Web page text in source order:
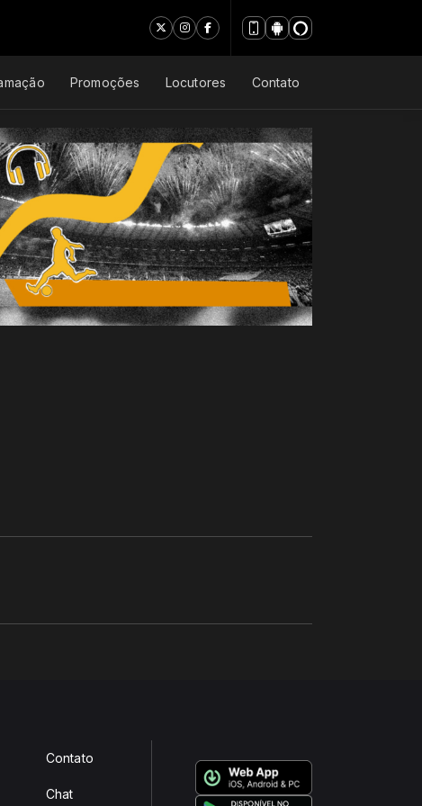
Promoções Locutores Contato
Contato
Chat